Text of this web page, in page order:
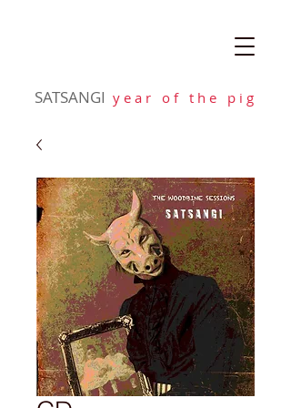
SATSANGI y e a r o f t h e p i g